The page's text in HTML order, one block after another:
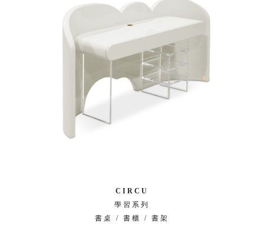
CIRCU
學習系列
書桌 / 書櫃 / 書架